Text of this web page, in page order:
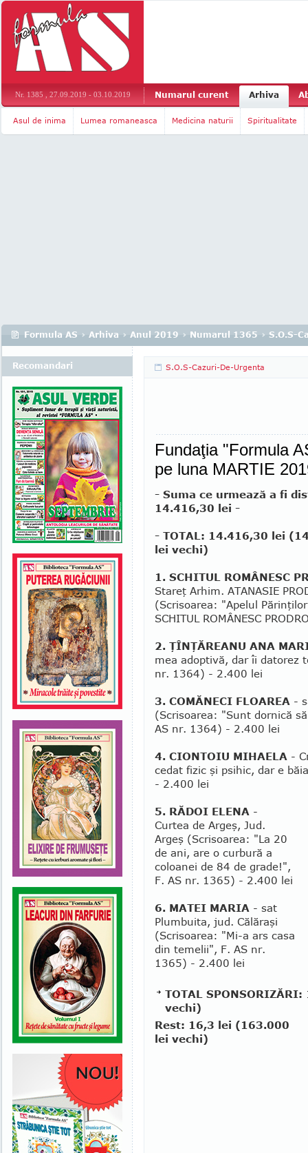
Nr. 1385 , 27.09.2019 - 03.10.2019 Numarul curent Arhiva
Asul de inima Lumea romaneasca Medicina naturii Spiritualitate
Formula AS › Arhiva › Anul 2019 › Numarul 1365 › S.O.S-
S.O.S-Cazuri-De-Urgenta
Fundaţia "Formula
pe luna MARTIE
- Suma ce urmează a fi
14.416,30 lei -
- TOTAL: 14.416,30 lei
lei vechi)
1. SCHITUL ROMÂNESC
Stareţ Arhim. ATANASIE
(Scri­soarea: "Apelul
SCHI­TUL ROMÂNESC
2. ŢÎNŢĂREANU ANA
mea adoptivă, dar îi da­torez
nr. 1364) - 2.400 lei
3. COMĂNECI FLOAREA -
(Scrisoarea: "Sunt dornică
AS nr. 1364) - 2.400 lei
4. CIONTOIU MIHAELA -
cedat fizic şi psihic, dar e
- 2.400 lei
5. RĂDOI ELENA -
Curtea de Argeş, Jud.
Argeş (Scrisoarea: "La 20
de ani, are o curbură a
coloanei de 84 de grade!",
F. AS nr. 1365) - 2.400 lei
6. MATEI MARIA - sat
Plumbuita, jud. Că­lă­raşi
(Scrisoarea: "Mi-a ars casa
din temelii", F. AS nr.
1365) - 2.400 lei
TOTAL
vechi)
Rest: 16,3 lei (163.000
lei vechi)
Recomandari